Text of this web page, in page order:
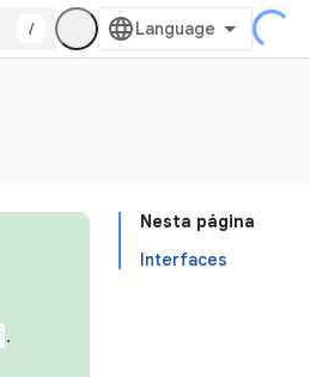
/
Nesta página
Interfaces
.